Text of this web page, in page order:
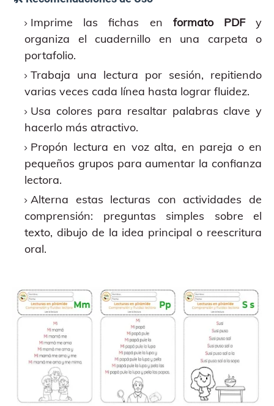
Imprime las fichas en formato PDFy
organiza el cuadernillo en una carpeta o
portafolio.
Trabaja una lectura por sesión, repitiendo
varias veces cada línea hasta lograr fluidez.
Usa colores para resaltar palabras clave y
hacerlo más atractivo.
Propón lectura en voz alta, en pareja o en
pequeños grupos para aumentar la confianza
lectora.
Alterna estas lecturas con actividades de
comprensión: preguntas simples sobre el
texto, dibujo de la idea principal o reescritura
oral.